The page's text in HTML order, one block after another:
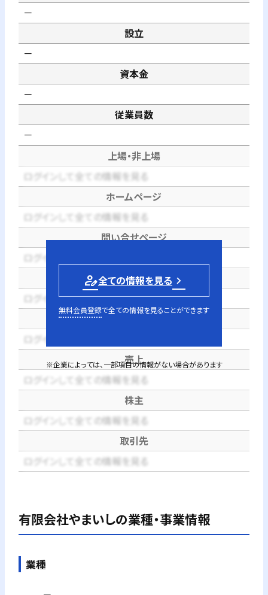
－
設立
－
資本金
－
従業員数
－
上場・非上場
ログインして全ての情報を見る
ホームページ
ログインして全ての情報を見る
問い合せページ
ログインして全ての情報を見る
電話番号
ログインして全ての情報を見る
代表者
ログインして全ての情報を見る
売上
ログインして全ての情報を見る
株主
ログインして全ての情報を見る
取引先
ログインして全ての情報を見る
person_edit全ての情報を見る
無料会員登録で全ての情報を見ることができます
※企業によっては、一部項目の情報がない場合があります
有限会社やまいしの業種・事業情報
業種